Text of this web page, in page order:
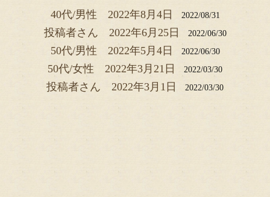
40代/男性 2022年8月4日 2022/08/31
投稿者さん 2022年6月25日 2022/06/30
50代/男性 2022年5月4日 2022/06/30
50代/女性 2022年3月21日 2022/03/30
投稿者さん 2022年3月1日 2022/03/30